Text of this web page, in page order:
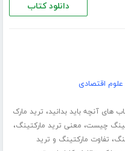
دانلود کتاب
اقتصادی
های آنچه باید بدانید، ترید مارک
چیست، معنی ترید مارکتینگ،
، تفاوت مارکتینگ و ترید